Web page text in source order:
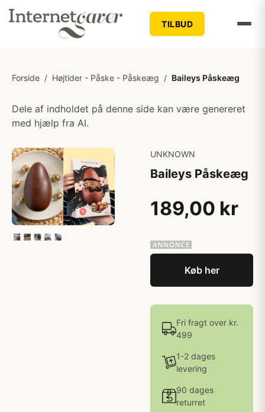
TILBUD
Forside / Højtider - Påske - Påskeæg / Baileys Påskeæg
Dele af indholdet på denne side kan være genereret
med hjælp fra AI.
UNKNOWN
Baileys Påskeæg
189,00 kr
Køb her
Fri fragt over kr.
499
1-2 dages
levering
90 dages
returret